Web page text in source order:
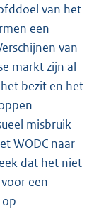
van het
een
van
markt zijn al
bezit en het
misbruik
WODC naar
dat het niet
een